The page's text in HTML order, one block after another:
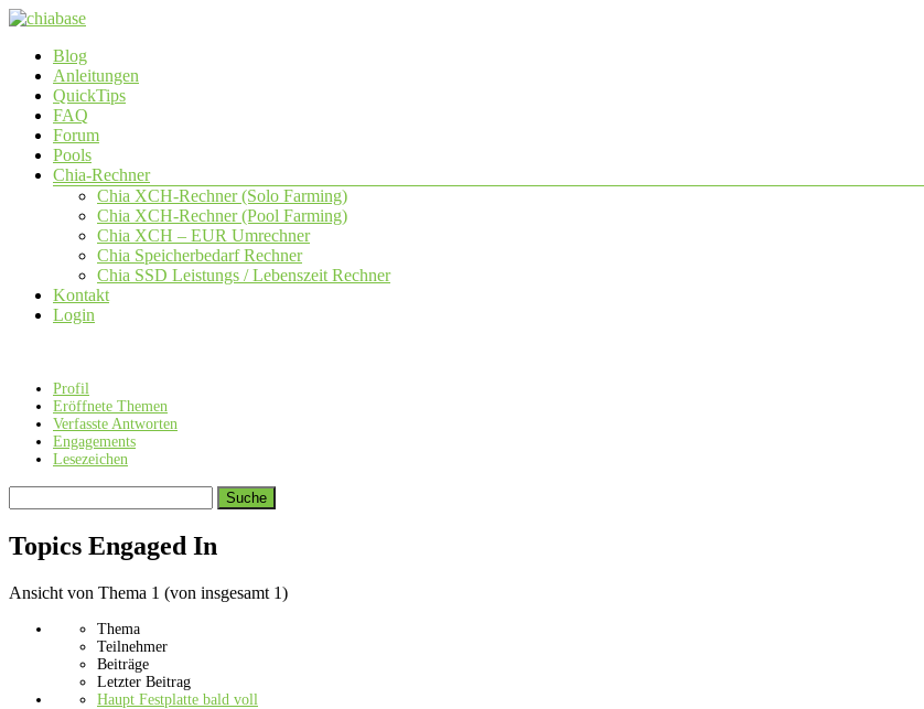
Zum
springen
chiabase
CHIA
Info-
Community
Seite
Menü
Blog
Anleitungen
QuickTips
FAQ
Forum
Pools
Chia-Rechner
Chia XCH-Rechner (Solo Farming)
Chia XCH-Rechner (Pool Farming)
Chia XCH – EUR Umrechner
Chia Speicherbedarf Rechner
Chia SSD Leistungs / Lebenszeit Rechner
Kontakt
Login
Profil
Eröffnete Themen
Verfasste Antworten
Engagements
Lesezeichen
topics:
Topics Engaged In
Ansicht von Thema 1 (von insgesamt 1)
Thema
Teilnehmer
Beiträge
Letzter Beitrag
Haupt Festplatte bald voll